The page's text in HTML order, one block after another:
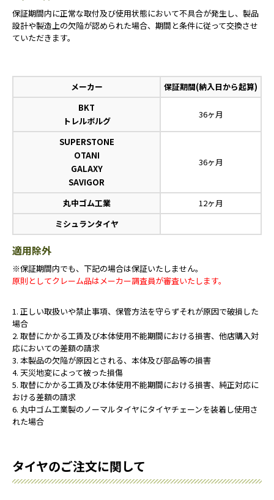
保証期間内に正常な取付及び使用状態において不具合が発生し、製品
設計や製造上の欠陥が認められた場合、期間と条件に従って交換させ
ていただきます。
メーカー
保証期間(納入日から起算)
BKT
トレルボルグ
36ヶ月
SUPERSTONE
OTANI
GALAXY
SAVIGOR
36ヶ月
丸中ゴム工業
12ヶ月
ミシュランタイヤ
適用除外
※保証期間内でも、下記の場合は保証いたしません。
原則としてクレーム品はメーカー調査員が審査いたします。
1. 正しい取扱いや禁止事項、保管方法を守らずそれが原因で破損した
場合
2. 取替にかかる工賃及び本体使用不能期間における損害、他店購入対
応においての差額の請求
3. 本製品の欠陥が原因とされる、本体及び部品等の損害
4. 天災地変によって被った損傷
5. 取替にかかる工賃及び本体使用不能期間における損害、純正対応に
おける差額の請求
6. 丸中ゴム工業製のノーマルタイヤにタイヤチェーンを装着し使用さ
れた場合
タイヤのご注文に関して